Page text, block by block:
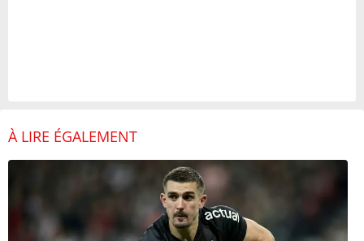
À LIRE ÉGALEMENT